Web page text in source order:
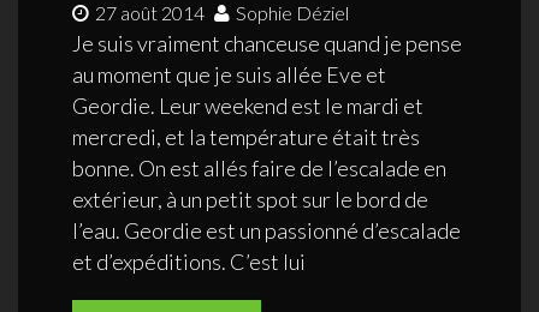
27 août 2014 Sophie Déziel
Je suis vraiment chanceuse quand je pense
au moment que je suis allée Eve et
Geordie. Leur weekend est le mardi et
mercredi, et la température était très
bonne. On est allés faire de l’escalade en
extérieur, à un petit spot sur le bord de
l’eau. Geordie est un passionné d’escalade
et d’expéditions. C’est lui